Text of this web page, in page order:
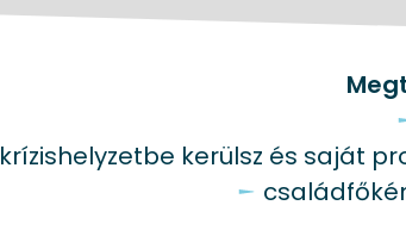
krízishelyzetbe kerülsz és saját